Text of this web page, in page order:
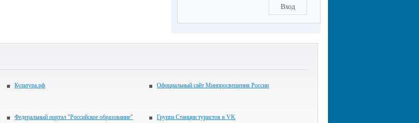
Вход
Культура.рф Официальный сайт Минпросвещения России
Федеральный портал "Российское образование" Группа Станции туристов в VK